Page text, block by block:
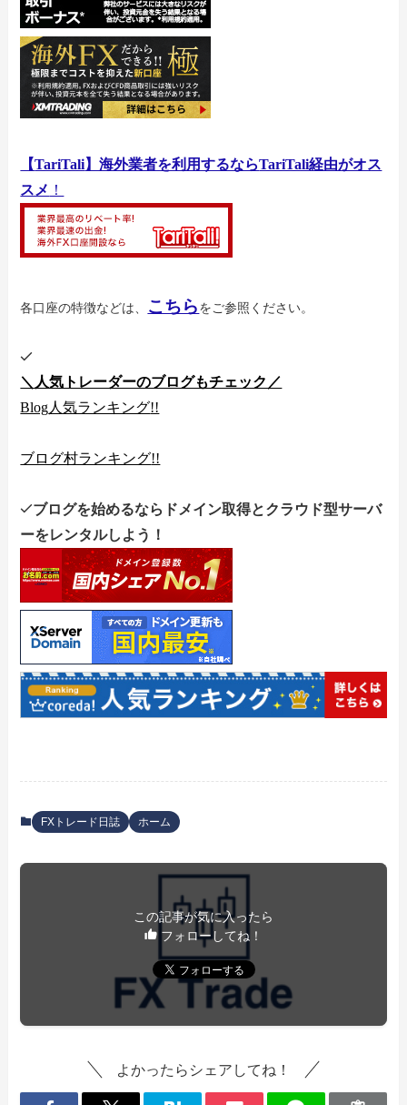
【TariTali】海外業者を利用するならTariTali経由がオス
スメ ！
各口座の特徴などは、 こちら をご参照ください。
＼人気トレーダーのブログもチェック／
Blog人気ランキング!!
ブログ村ランキング!!
ブログを始めるならドメイン取得とクラウド型サーバ
ーをレンタルしよう！
FXトレード日誌 ホーム
この記事が気に入ったら
フォローしてね！
よかったらシェアしてね！